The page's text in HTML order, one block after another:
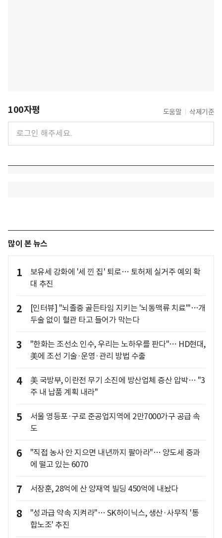
100자평 도움말 삭제기준
많이 본 뉴스
1
보유세 강화에 '세 낀 집' 퇴로… 토허제 실거주 예외 확
대 추진
2
[인터뷰] "뇌졸중 골든타임 지키는 '뇌동맥류 치료'"…개
두술 없이 혈관 타고 들어가 막는다
3
"한화는 조선소 인수, 우리는 노하우를 판다"… HD현대,
美에 조선 기술·운영·관리 방법 수출
4
美 국방부, 이란전 무기 소진에 방산업체 증산 압박… "3
주 내 납품 계획 내라"
5
서울 영등포·구로 준공업지역에 2만7000가구 공급 속
도
6
"직접 농사 안 지으면 내년까지 팔아라"… 양도세 중과
에 떨고 있는 6070
7 서장훈, 28억에 산 양재역 빌딩 450억에 내놨다
8
"성과급 약속 지켜라"… SK하이닉스, 생산·사무직 '통
합노조' 추진